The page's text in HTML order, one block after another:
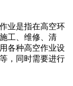
业是指在高空环
工、维修、清
各种高空作业设
，同时需要进行